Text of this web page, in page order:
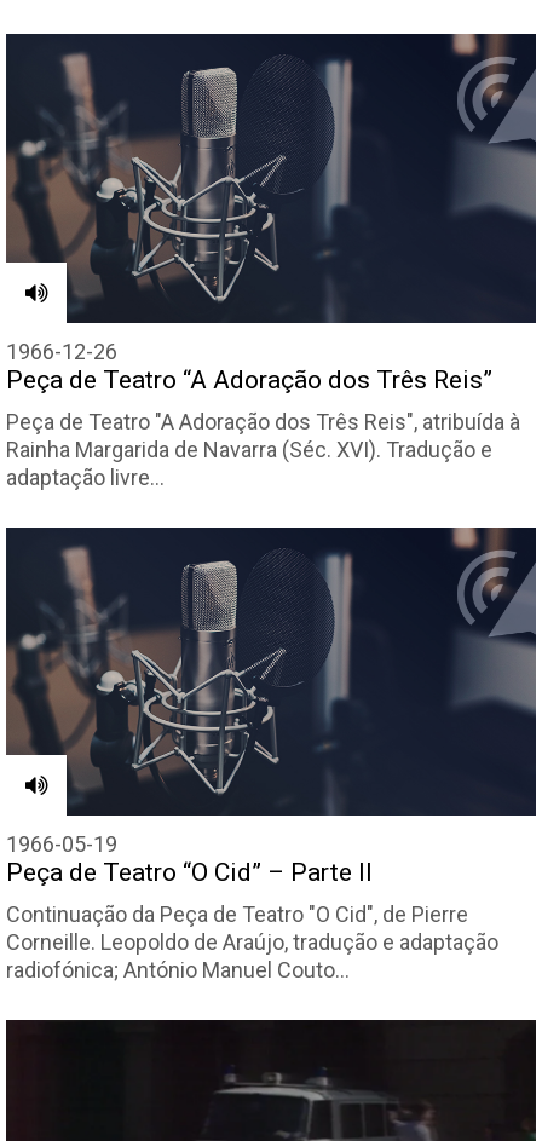
1966-12-26
Peça de Teatro “A Adoração dos Três Reis”
Peça de Teatro "A Adoração dos Três Reis", atribuída à
Rainha Margarida de Navarra (Séc. XVI). Tradução e
adaptação livre…
1966-05-19
Peça de Teatro “O Cid” – Parte II
Continuação da Peça de Teatro "O Cid", de Pierre
Corneille. Leopoldo de Araújo, tradução e adaptação
radiofónica; António Manuel Couto…